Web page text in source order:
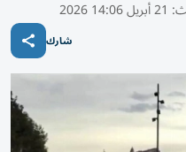
21 أبريل 14:06 2026
شارك